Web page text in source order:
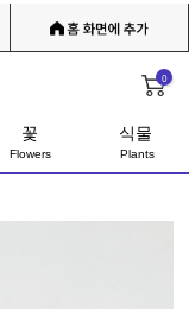
0
꽃
Flowers
식물
Plants